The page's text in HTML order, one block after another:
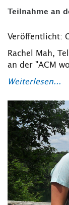
Teilnahme an
Veröffentlicht:
Rachel Mah,
an der "ACM
Weiterlesen...